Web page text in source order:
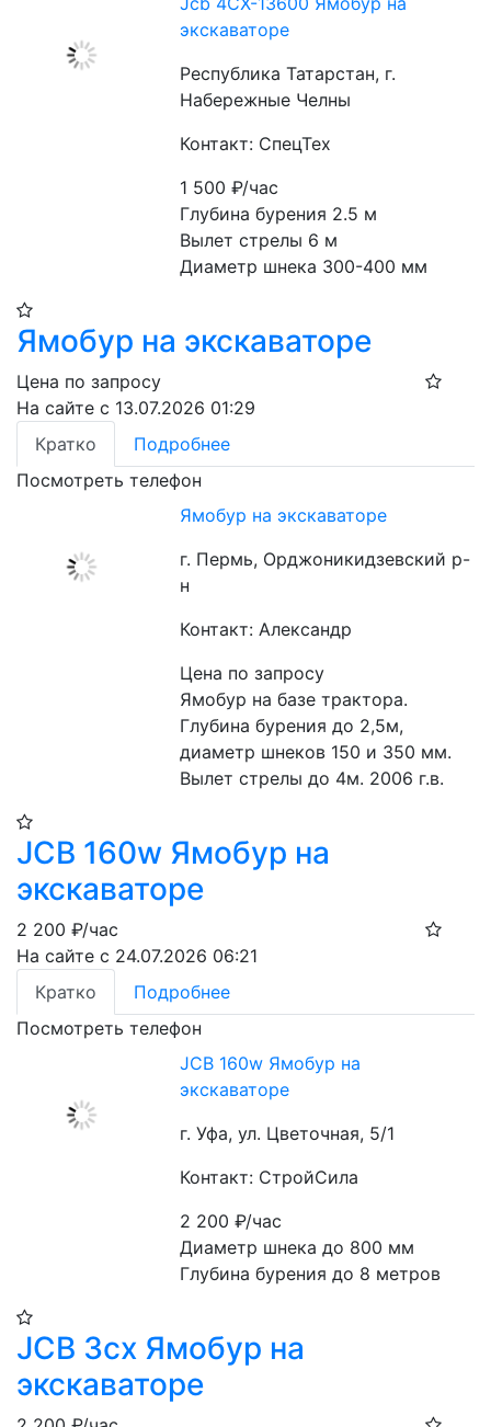
экскаваторе
Республика Татарстан, г.
Набережные Челны
Контакт: СпецТех
1 500₽/час
Глубина бурения 2.5 м
Вылет стрелы 6 м
Диаметр шнека 300-400 мм
Ямобур на экскаваторе
Цена по запросу
На сайте с 13.07.2026 01:29
Кратко
Подробнее
Посмотреть телефон
Ямобур на экскаваторе
г. Пермь, Орджоникидзевский р-
н
Контакт: Александр
Цена по запросу
Ямобур на базе трактора.
Глубина бурения до 2,5м,
диаметр шнеков 150 и 350 мм.
Вылет стрелы до 4м. 2006 г.в.
JCB 160w Ямобур на
экскаваторе
2 200 ₽/час
На сайте с 24.07.2026 06:21
Кратко
Подробнее
Посмотреть телефон
JCB 160w Ямобур на
экскаваторе
г. Уфа, ул. Цветочная, 5/1
Контакт: СтройСила
2 200₽/час
Диаметр шнека до 800 мм
Глубина бурения до 8 метров
JCB 3cx Ямобур на
экскаваторе